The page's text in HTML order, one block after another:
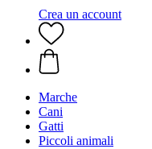
Crea un account
Marche
Cani
Gatti
Piccoli animali